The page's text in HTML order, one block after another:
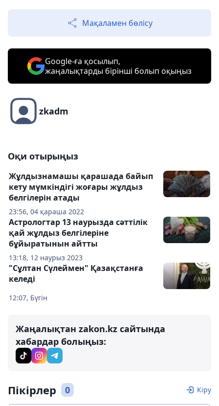
Мақаламен бөлісу
Google-ға қосылып,
жаңалықтарды бірінші болып оқыңыз
zkadm
Оқи отырыңыз
23:56, 04 қараша 2022
Жұлдызнамашы қарашада байып
кету мүмкіндігі жоғары жұлдыз
белгілерін атады
13:18, 12 наурыз 2023
Астрологтар 13 наурызда сәттілік
қай жұлдыз белгілеріне
бұйыратынын айтты
12:07, Бүгін
"Сұлтан Сүлеймен" Қазақстанға
келеді
Жаңалықтан zakon.kz сайтында
хабардар болыңыз:
Пікірлер 0 Кіру